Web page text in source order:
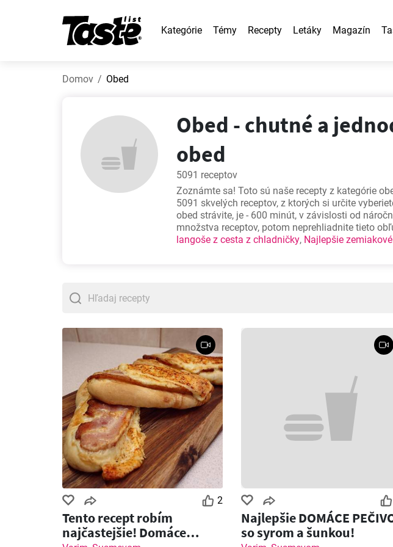
Kategórie Témy Recepty Letáky Magazín
Domov Obed
Obed - chutné a
obed
5091 receptov
Zoznámte sa! Toto sú naše recepty z kategórie
5091 skvelých receptov, z ktorých si určite
obed strávite, je - 600 minút, v závislosti od
množstva receptov, potom neprehliadnite tieto
langoše z cesta z chladničky, Najlepšie
2
Tento recept robím
najčastejšie! Domáce
Najlepšie DOMÁCE
so syrom a šunkou!